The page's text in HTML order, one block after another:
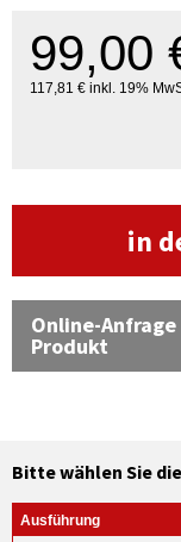
99,00
117,81 € inkl. 19%
in
Online-Anfrage
Produkt
Bitte wählen Sie